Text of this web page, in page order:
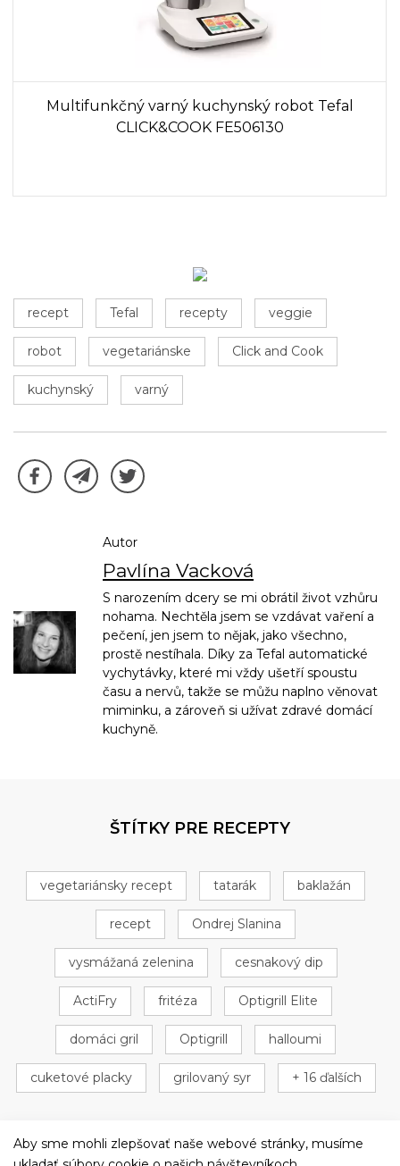
Multifunkčný varný kuchynský robot Tefal
CLICK&COOK FE506130
recept Tefal recepty veggie
robot vegetariánske Click and Cook
kuchynský varný
Autor
Pavlína Vacková
S narozením dcery se mi obrátil život vzhůru
nohama. Nechtěla jsem se vzdávat vaření a
pečení, jen jsem to nějak, jako všechno,
prostě nestíhala. Díky za Tefal automatické
vychytávky, které mi vždy ušetří spoustu
času a nervů, takže se můžu naplno věnovat
miminku, a zároveň si užívat zdravé domácí
kuchyně.
ŠTÍTKY PRE RECEPTY
vegetariánsky recept tatarák baklažán
recept Ondrej Slanina
vysmážaná zelenina cesnakový dip
ActiFry fritéza Optigrill Elite
domáci gril Optigrill halloumi
cuketové placky grilovaný syr + 16 ďalších
Aby sme mohli zlepšovať naše webové stránky, musíme